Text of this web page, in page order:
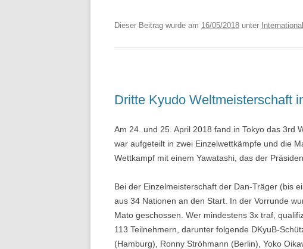
Dieser Beitrag wurde am 16/05/2018 unter
Dritte Kyudo Weltmeisterschaft
Am 24. und 25. April 2018 fand in Tokyo das 3rd
war aufgeteilt in zwei Einzelwettkämpfe und die
Wettkampf mit einem Yawatashi, das der
Bei der Einzelmeisterschaft der Dan-Träger (bis
aus 34 Nationen an den Start. In der Vorrunde
Mato geschossen. Wer mindestens 3x traf,
113 Teilnehmern, darunter folgende DKyuB-
(Hamburg), Ronny Ströhmann (Berlin), Yoko